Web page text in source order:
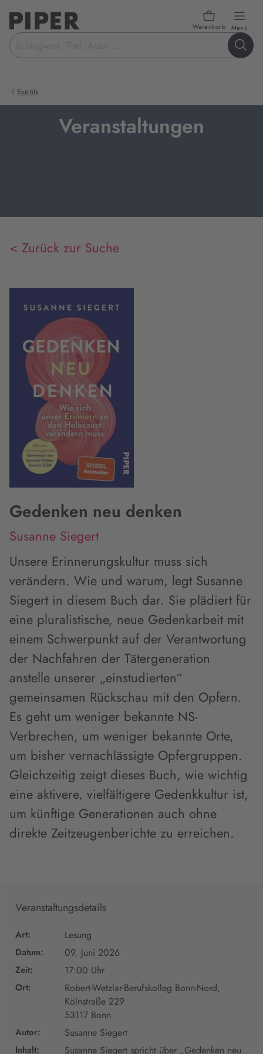
Warenkorb Menü
Suchbegriff
eingeben
Events
Veranstaltungen
< Zurück zur Suche
Gedenken neu denken
Susanne Siegert
Unsere Erinnerungskultur muss sich
verändern. Wie und warum, legt Susanne
Siegert in diesem Buch dar. Sie plädiert für
eine pluralistische, neue Gedenkarbeit mit
einem Schwerpunkt auf der Verantwortung
der Nachfahren der Tätergeneration
anstelle unserer „einstudierten“
gemeinsamen Rückschau mit den Opfern.
Es geht um weniger bekannte NS-
Verbrechen, um weniger bekannte Orte,
um bisher vernachlässigte Opfergruppen.
Gleichzeitig zeigt dieses Buch, wie wichtig
eine aktivere, vielfältigere Gedenkkultur ist,
um künftige Generationen auch ohne
direkte Zeitzeugenberichte zu erreichen.
Veranstaltungsdetails
Art: Lesung
Datum: 09. Juni 2026
Zeit: 17:00 Uhr
Ort:
Robert-Wetzlar-Berufskolleg Bonn-Nord,
Kölnstraße 229
53117 Bonn
Autor: Susanne Siegert
Inhalt: Susanne Siegert spricht über „Gedenken neu